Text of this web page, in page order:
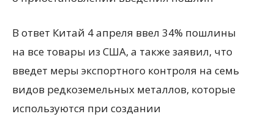
В ответ Китай 4 апреля ввел 34% пошлины
на все товары из США, а также заявил, что
введет меры экспортного контроля на семь
видов редкоземельных металлов, которые
используются при создании